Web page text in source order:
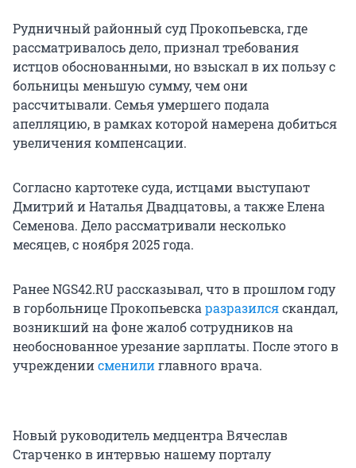
Рудничный районный суд Прокопьевска, где
рассматривалось дело, признал требования
истцов обоснованными, но взыскал в их пользу с
больницы меньшую сумму, чем они
рассчитывали. Семья умершего подала
апелляцию, в рамках которой намерена добиться
увеличения компенсации.
Согласно картотеке суда, истцами выступают
Дмитрий и Наталья Двадцатовы, а также Елена
Семенова. Дело рассматривали несколько
месяцев, с ноября 2025 года.
Ранее NGS42.RU рассказывал, что в прошлом году
в горбольнице Прокопьевскаразразилсяскандал,
возникший на фоне жалоб сотрудников на
необоснованное урезание зарплаты. После этого в
учреждениисменилиглавного врача.
Новый руководитель медцентра Вячеслав
Старченко в интервью нашему порталу